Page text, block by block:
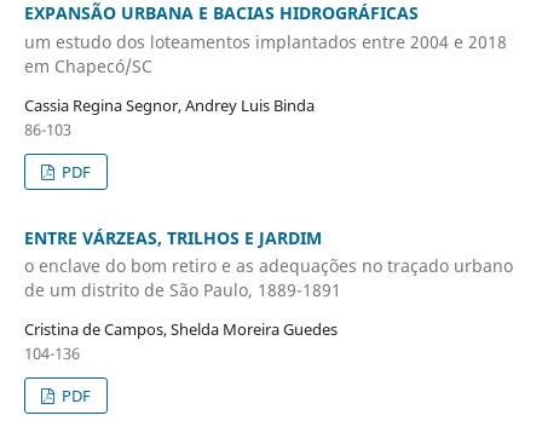
EXPANSÃO URBANA E BACIAS HIDROGRÁFICAS
um estudo dos loteamentos implantados entre 2004 e 2018
em Chapecó/SC
Cassia Regina Segnor, Andrey Luis Binda
86-103
PDF
ENTRE VÁRZEAS, TRILHOS E JARDIM
o enclave do bom retiro e as adequações no traçado urbano
de um distrito de São Paulo, 1889-1891
Cristina de Campos, Shelda Moreira Guedes
104-136
PDF